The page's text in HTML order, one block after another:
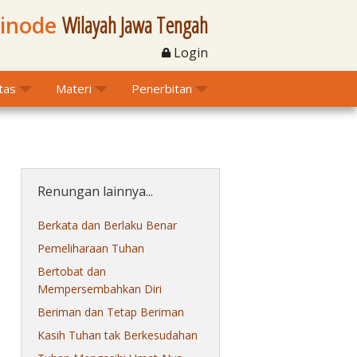
Wilayah Jawa Tengah
Login
Materi Penerbitan
Renungan lainnya...
Berkata dan Berlaku Benar
Pemeliharaan Tuhan
Bertobat dan
Mempersembahkan Diri
Beriman dan Tetap Beriman
Kasih Tuhan tak Berkesudahan